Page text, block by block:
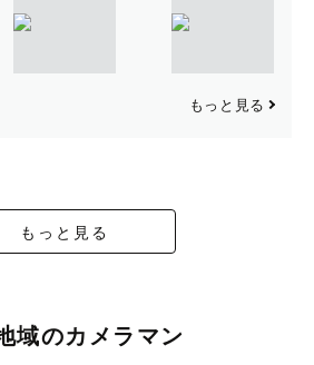
もっと見る
もっと見る
域のカメラマン